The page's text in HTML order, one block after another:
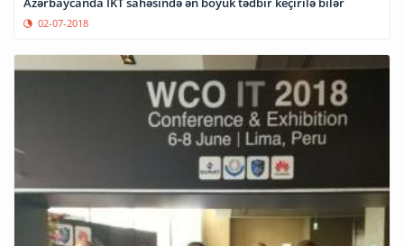
02-07-2018